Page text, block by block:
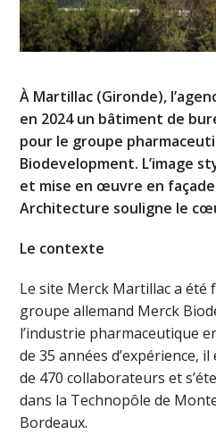
À Martillac (Gironde),
en 2024 un bâtiment de
pour le groupe
Biodevelopment. L’image
et mise en œuvre en
Architecture souligne le
Le contexte
Le site Merck Martillac a été
groupe allemand Merck
l’industrie pharmaceutique
de 35 années d’expérience,
de 470 collaborateurs et
dans la Technopôle de
Bordeaux.